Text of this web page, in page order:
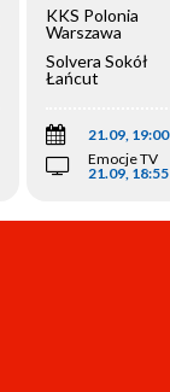
KKS Polonia
Warszawa
Solvera Sokół
Łańcut
21.09, 19:00
Emocje TV
21.09, 18:55